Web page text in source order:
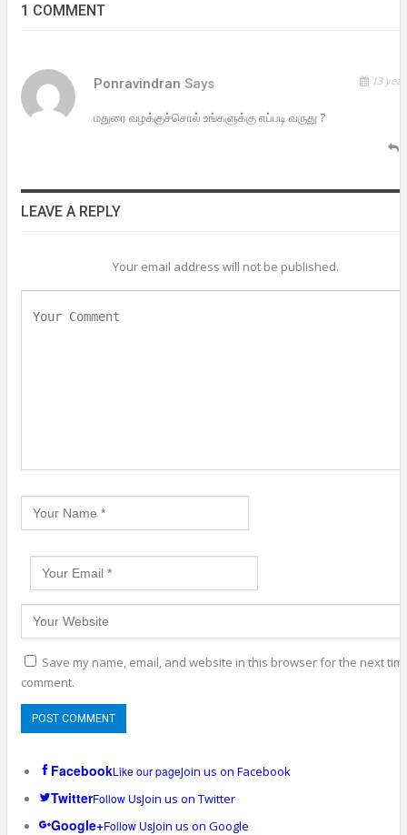
1 COMMENT
Ponravindran Says 13
மதுரை வழக்குச்சொல் உங்களுக்கு எப்படி வருது ?
LEAVE A REPLY
Your email address will not be published.
Save my name, email, and website in this browser for the next
comment.
FacebookLike our pageJoin us on Facebook
TwitterFollow UsJoin us on Twitter
Google+Follow UsJoin us on Google